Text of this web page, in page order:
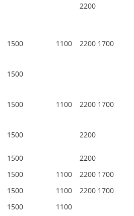
2200
1500 1100 2200 1700
1500
1500 1100 2200 1700
1500 2200
1500
2200
1500 1100 2200 1700
1500 1100 2200 1700
1500
1100